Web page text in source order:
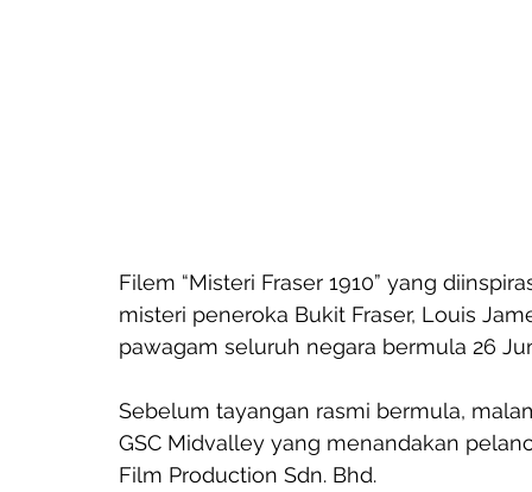
Filem “Misteri Fraser 1910” yang
misteri peneroka Bukit Fraser, Louis
pawagam seluruh negara bermula 26
Sebelum tayangan rasmi bermula,
GSC Midvalley yang menandakan
Film Production Sdn. Bhd.